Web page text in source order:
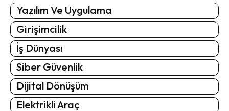
Yazılım Ve Uygulama
Girişimcilik
İş Dünyası
Siber Güvenlik
Dijital Dönüşüm
Elektrikli Araç